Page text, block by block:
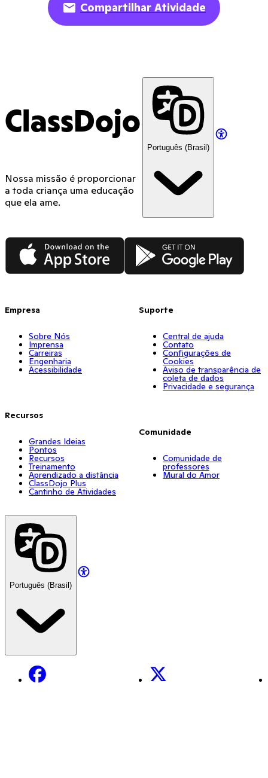
Compartilhar Atividade
ClassDojo
Nossa missão é proporcionar
a toda criança uma educação
que ela ame.
Português (Brasil)
App Store Google Play
Empresa
Sobre Nós
Imprensa
Carreiras
Engenharia
Acessibilidade
Recursos
Grandes Ideias
Pontos
Recursos
Treinamento
Aprendizado a distância
ClassDojo Plus
Cantinho de Atividades
Suporte
Central de ajuda
Contato
Configurações de
Cookies
Aviso de transparência de
coleta de dados
Privacidade e segurança
Comunidade
Comunidade de
professores
Mural do Amor
Português (Brasil)
Facebook X